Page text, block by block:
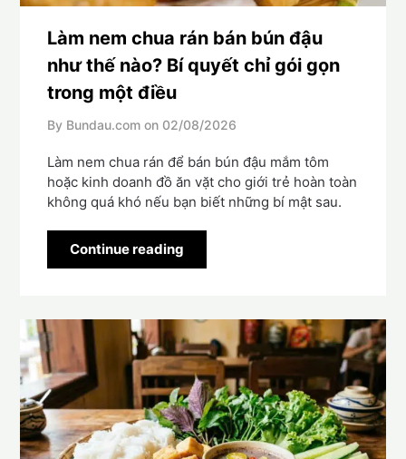
Làm nem chua rán bán bún đậu
như thế nào? Bí quyết chỉ gói gọn
trong một điều
By Bundau.com on 02/08/2026
Làm nem chua rán để bán bún đậu mắm tôm
hoặc kinh doanh đồ ăn vặt cho giới trẻ hoàn toàn
không quá khó nếu bạn biết những bí mật sau.
Continue reading